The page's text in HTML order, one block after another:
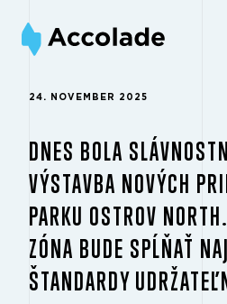
24. NOVEMBER 2025
DNES BOLA
VÝSTAVBA NOVÝCH
PARKU OSTROV
ZÓNA BUDE SPĹŇAŤ
ŠTANDARDY